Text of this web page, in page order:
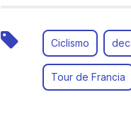
Ciclismo
Tour de Francia